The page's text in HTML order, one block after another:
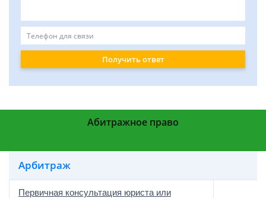
Получить ответ
Абитражное право
Арбитраж
Первичная консультация юриста или